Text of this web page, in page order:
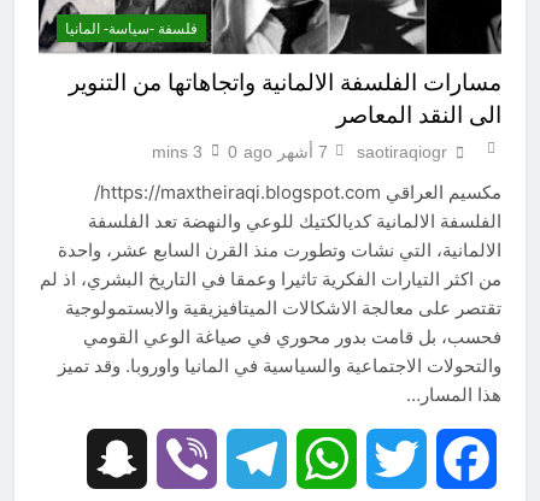
فلسفة -سياسة- المانيا
مسارات الفلسفة الالمانية واتجاهاتها من التنوير
الى النقد المعاصر
saotiraqiogr 7 أشهر ago 0
3 mins
مكسيم العراقي https://maxtheiraqi.blogspot.com/
الفلسفة الالمانية كديالكتيك للوعي والنهضة تعد الفلسفة
الالمانية، التي نشات وتطورت منذ القرن السابع عشر، واحدة
من اكثر التيارات الفكرية تاثيرا وعمقا في التاريخ البشري، اذ لم
تقتصر على معالجة الاشكالات الميتافيزيقية والابستمولوجية
فحسب، بل قامت بدور محوري في صياغة الوعي القومي
والتحولات الاجتماعية والسياسية في المانيا واوروبا. وقد تميز
هذا المسار…
Facebook
Twitter
WhatsApp
Telegram
Viber